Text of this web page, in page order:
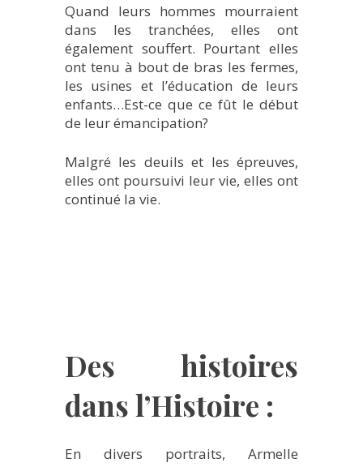
Quand leurs hommes mourraient
dans les tranchées, elles ont
également souffert. Pourtant elles
ont tenu à bout de bras les fermes,
les usines et l’éducation de leurs
enfants…Est-ce que ce fût le début
de leur émancipation?
Malgré les deuils et les épreuves,
elles ont poursuivi leur vie, elles ont
continué la vie.
Des histoires
dans l’Histoire :
En divers portraits, Armelle